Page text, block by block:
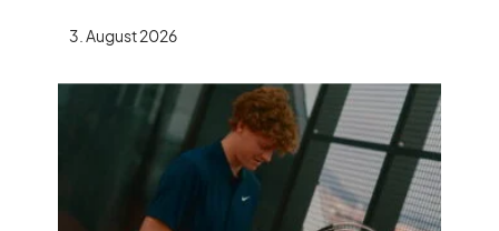
3. August 2026